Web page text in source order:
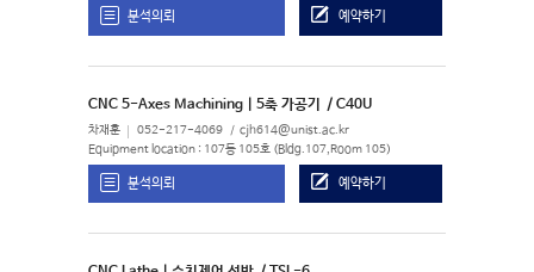
분석의뢰 예약하기
CNC 5-Axes Machining | 5축 가공기 / C40U
차재훈 052-217-4069 cjh614@unist.ac.kr
Equipment location : 107동 105호 (Bldg.107,Room 105)
분석의뢰 예약하기